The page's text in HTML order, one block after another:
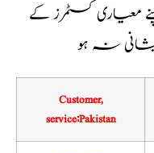
معیاری کسٹمرز کے
نہ ہو
Customer,
service:Pakistan